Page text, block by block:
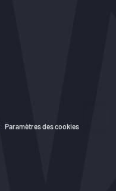
Paramètres des cookies